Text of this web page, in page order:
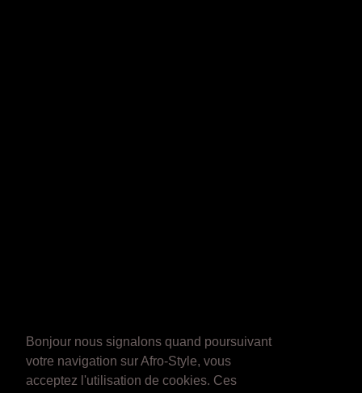
Bonjour nous signalons quand poursuivant
votre navigation sur Afro-Style, vous
acceptez l'utilisation de cookies. Ces